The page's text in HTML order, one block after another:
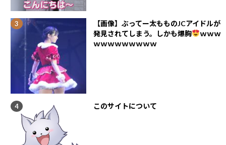
【画像】ぶってー太もものJCアイドルが
発見されてしまう。しかも爆胸
ｗｗｗ
ｗｗｗｗｗｗｗｗｗ
このサイトについて